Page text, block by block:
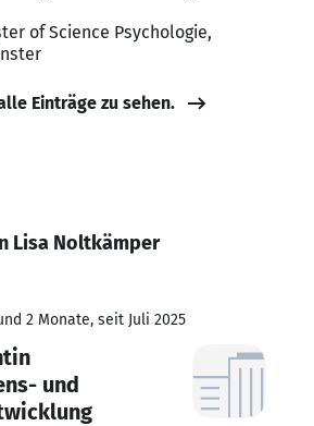
of Science Psychologie,
Einträge zu sehen.
Lisa Noltkämper
2 Monate, seit Juli 2025
und